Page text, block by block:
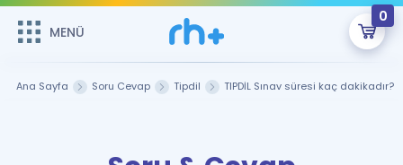
MENÜ
0
MENÜ
Ana Sayfa Soru Cevap Tipdil TIPDİL Sınav süresi kaç dakikadır?